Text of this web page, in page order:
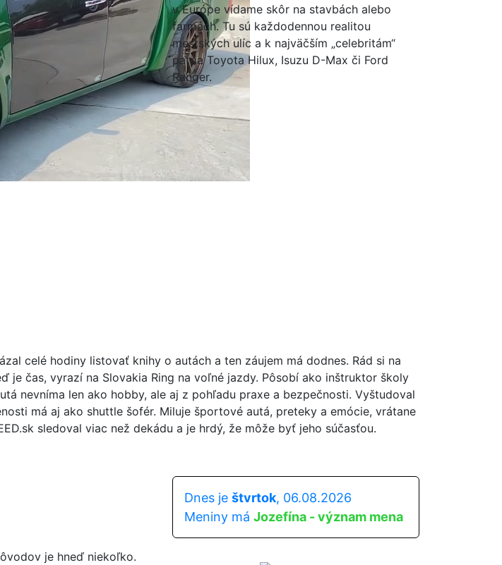
v Európe vídame skôr na stavbách alebo
farmách. Tu sú každodennou realitou
mestských ulíc a k najväčším „celebritám“
patria Toyota Hilux, Isuzu D-Max či Ford
Ranger.
celé hodiny listovať knihy o autách a ten záujem má dodnes. Rád si na
je čas, vyrazí na Slovakia Ring na voľné jazdy. Pôsobí ako inštruktor školy
nevníma len ako hobby, ale aj z pohľadu praxe a bezpečnosti. Vyštudoval
má aj ako shuttle šofér. Miluje športové autá, preteky a emócie, vrátane
sledoval viac než dekádu a je hrdý, že môže byť jeho súčasťou.
je hneď niekoľko.
Dnes je štvrtok, 06.08.2026
Meniny má Jozefína - význam mena